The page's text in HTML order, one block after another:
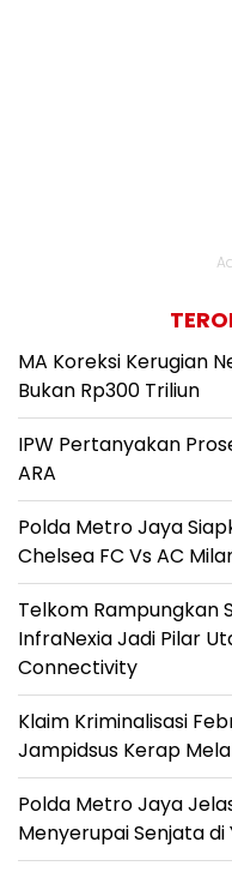
MA Koreksi Kerugian
Bukan Rp300 Triliun
IPW Pertanyakan
ARA
Polda Metro Jaya
Chelsea FC Vs AC
Telkom Rampungkan
InfraNexia Jadi Pilar
Connectivity
Klaim Kriminalisasi
Jampidsus Kerap
Polda Metro Jaya
Menyerupai Senjata di